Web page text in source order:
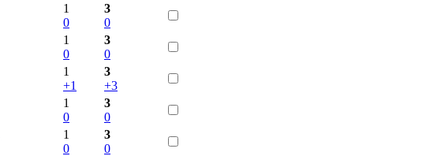
1
0
3
0
1
0
3
0
1
+1
3
+3
1
0
3
0
1
0
3
0